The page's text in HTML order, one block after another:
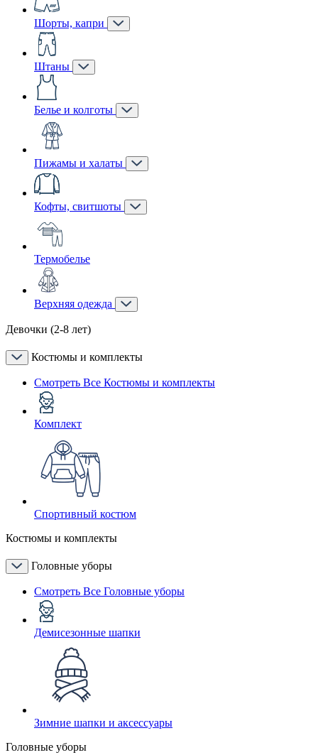
Шорты, капри
Штаны
Белье и колготы
Пижамы и халаты
Кофты, свитшоты
Термобелье
Верхняя одежда
Девочки (2-8 лет)
Костюмы и комплекты
Смотреть Все Костюмы и комплекты
Комплект
Спортивный костюм
Костюмы и комплекты
Головные уборы
Смотреть Все Головные уборы
Демисезонные шапки
Зимние шапки и аксессуары
Головные уборы